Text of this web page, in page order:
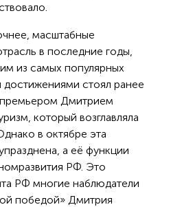
масштабные
в последние годы,
из самых популярных
стоял ранее
Дмитрием
который возглавляла
в октябре эта
а её функции
РФ. Это
РФ многие наблюдатели
победой» Дмитрия